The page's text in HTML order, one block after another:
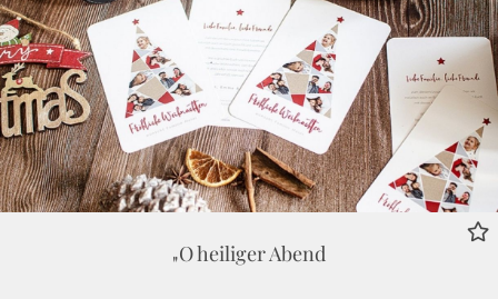
O heiliger Abend